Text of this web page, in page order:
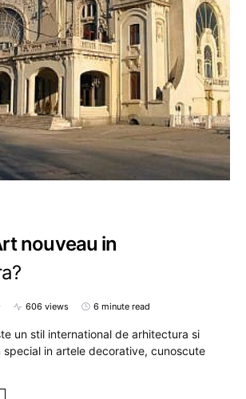
nouveau in
606 views 6 minute read
un stil international de arhitectura si
in artele decorative, cunoscute